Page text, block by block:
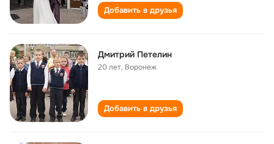
Добавить в друзья
Дмитрий Петелин
20 лет, Воронеж
Добавить в друзья